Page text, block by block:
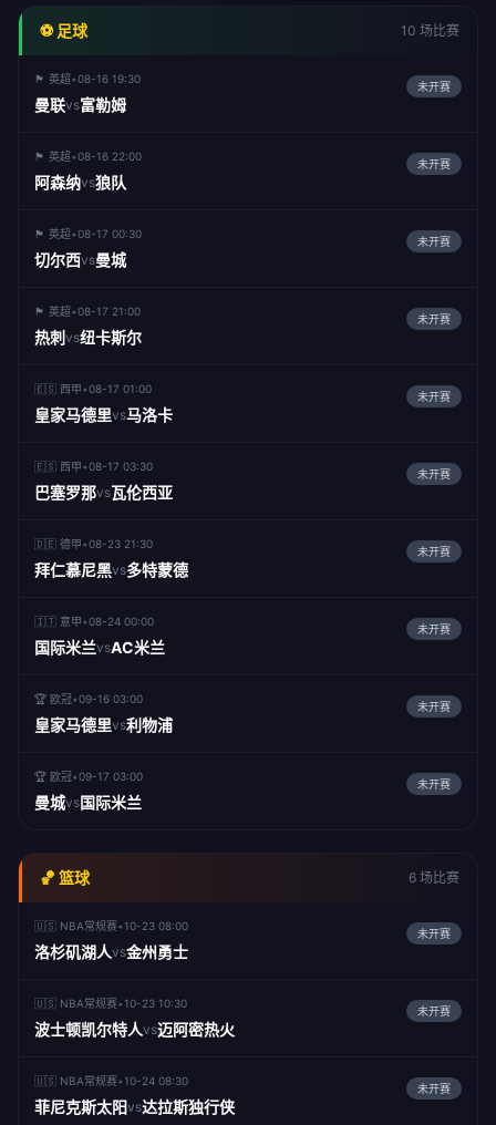
⚽ 足球 10 场比赛
🏴󠁧󠁢󠁥󠁮󠁧󠁿 英超•08-16 19:30
曼联vs富勒姆
未开赛
🏴󠁧󠁢󠁥󠁮󠁧󠁿 英超•08-16 22:00
阿森纳vs狼队
未开赛
🏴󠁧󠁢󠁥󠁮󠁧󠁿 英超•08-17 00:30
切尔西vs曼城
未开赛
🏴󠁧󠁢󠁥󠁮󠁧󠁿 英超•08-17 21:00
热刺 vs纽卡斯尔
未开赛
🇪🇸 西甲•08-17 01:00
皇家马德里vs马洛卡
未开赛
🇪🇸 西甲•08-17 03:30
巴塞罗那vs瓦伦西亚
未开赛
🇩🇪 德甲•08-23 21:30
拜仁慕尼黑vs多特蒙德
未开赛
🇮🇹 意甲•08-24 00:00
国际米兰vsAC米兰
未开赛
🏆 欧冠•09-16 03:00
皇家马德里vs利物浦
未开赛
🏆 欧冠•09-17 03:00
曼城vs国际米兰
未开赛
🏀 篮球 6 场比赛
🇺🇸 NBA常规赛•10-23 08:00
洛杉矶湖人vs金州勇士
未开赛
🇺🇸 NBA常规赛•10-23 10:30
波士顿凯尔特人vs迈阿密热火
未开赛
🇺🇸 NBA常规赛•10-24 08:30
菲尼克斯太阳vs达拉斯独行侠
未开赛